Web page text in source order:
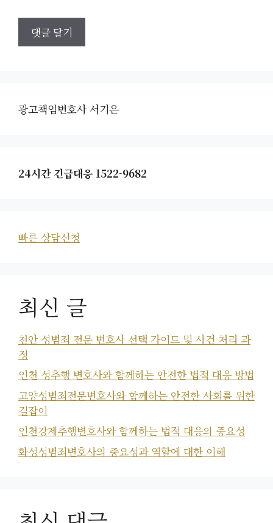
광고책임변호사 서기은
24시간 긴급대응 1522-9682
빠른 상담신청
최신 글
천안 성범죄 전문 변호사 선택 가이드 및 사건 처리 과
정
인천 성추행 변호사와 함께하는 안전한 법적 대응 방법
고양성범죄전문변호사와 함께하는 안전한 사회를 위한
길잡이
인천강제추행변호사와 함께하는 법적 대응의 중요성
화성성범죄변호사의 중요성과 역할에 대한 이해